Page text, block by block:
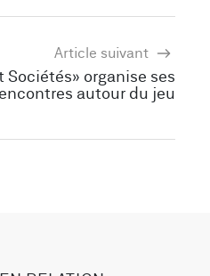
Article suivant
Sociétés» organise ses
autour du jeu